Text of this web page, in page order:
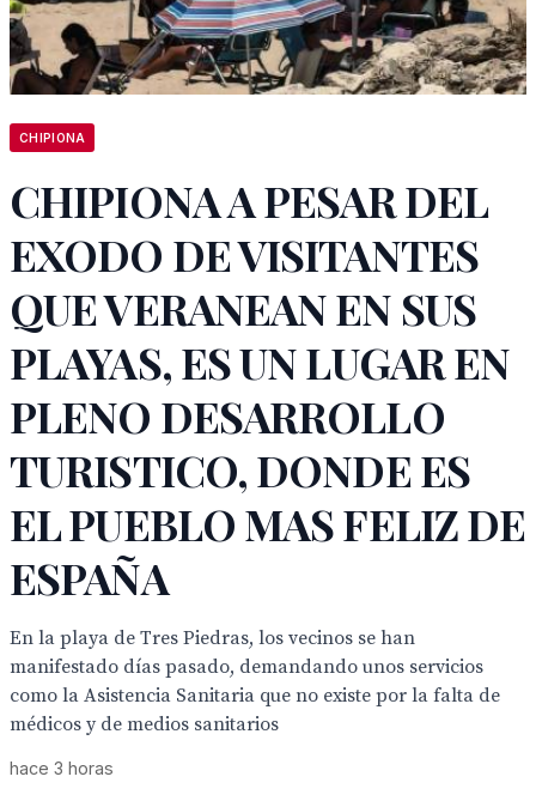
CHIPIONA
CHIPIONA A PESAR DEL
EXODO DE VISITANTES
QUE VERANEAN EN SUS
PLAYAS, ES UN LUGAR EN
PLENO DESARROLLO
TURISTICO, DONDE ES
EL PUEBLO MAS FELIZ DE
ESPAÑA
En la playa de Tres Piedras, los vecinos se han
manifestado días pasado, demandando unos servicios
como la Asistencia Sanitaria que no existe por la falta de
médicos y de medios sanitarios
hace 3 horas